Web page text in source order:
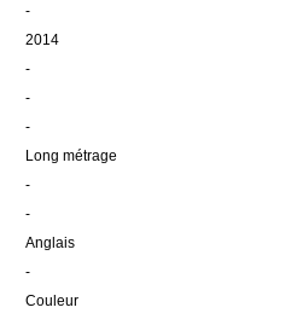
-
2014
-
-
-
Long métrage
-
-
Anglais
-
Couleur